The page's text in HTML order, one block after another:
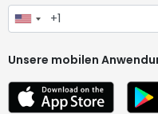
Unsere mobilen